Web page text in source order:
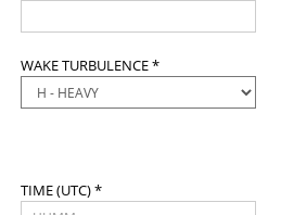
WAKE TURBULENCE *
TIME (UTC) *